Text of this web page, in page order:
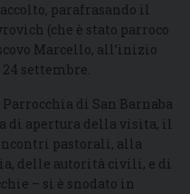
parafrasando il
(che è stato parroco
Marcello, all’inizio
settembre.
di San Barnaba
di apertura della visita, il
pastorali, alla
delle autorità civili, e di
– si è snodato in